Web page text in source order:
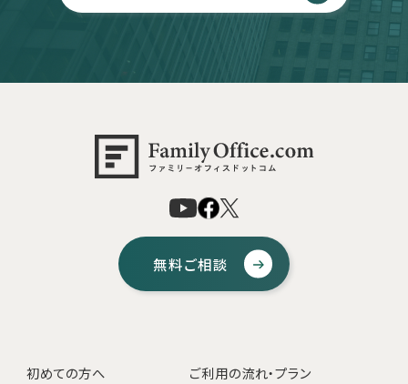
無料ご相談
初めての方へ ご利用の流れ・プラン